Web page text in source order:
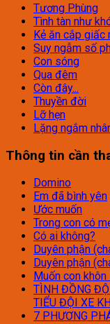
Tương Phùng
Tình tàn như
Kẻ ăn cắp giấc
Suy ngẫm số
Con sóng
Qua đêm
Còn đây...
Thuyền đời
Lỡ hẹn
Lặng ngắm
Thông tin cần
Domino
Em đã bình yên
Ước muốn
Trong con có
Có ai không?
Duyên phận
Duyên phận
Muốn con
TÌNH ĐỒNG
TIỂU ĐỘI XE
7 PHƯƠNG